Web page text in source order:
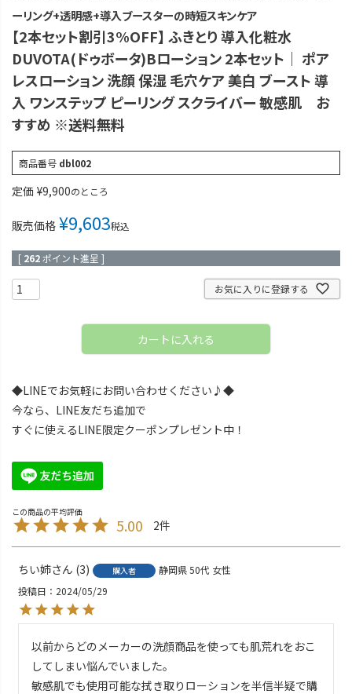
ーリング+透明感+導入ブースターの時短スキンケア
【2本セット割引3%OFF】 ふきとり 導入化粧水
DUVOTA(ドゥボータ)Bローション 2本セット｜ ポア
レスローション 洗顔 保湿 毛穴ケア 美白 ブースト 導
入 ワンステップ ピーリング スクライバー 敏感肌 お
すすめ ※送料無料
商品番号 dbl002
定価 ¥9,900のところ
販売価格 ¥9,603税込
[ 262ポイント進呈 ]
お気に入りに登録する
カートに入れる
◆LINEでお気軽にお問い合わせください♪◆
今なら、LINE友だち追加で
すぐに使えるLINE限定クーポンプレゼント中！
5.00 2
ちい姉 3 購入者 静岡県50代 女性
投稿日
2024/05/29
以前からどのメーカーの洗顔商品を使っても肌荒れをおこ
してしまい悩んでいました。
敏感肌でも使用可能な拭き取りローションを半信半疑で購